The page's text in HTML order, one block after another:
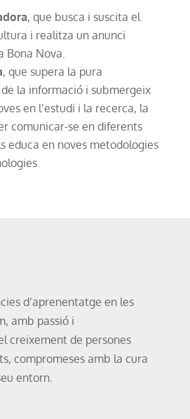
, que busca i suscita el
i realitza un anunci
Bona Nova.
, que supera la pura
la informació i submergeix
en l’estudi i la recerca, la
comunicar-se en diferents
educa en noves metodologies
d’aprenentatge en les
amb passió i
creixement de persones
compromeses amb la cura
entorn.